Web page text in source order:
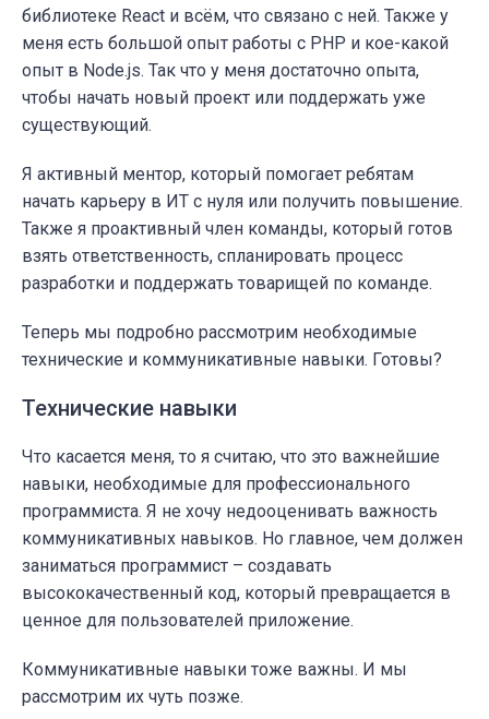
библиотеке React и всём, что связано с ней. Также у
меня есть большой опыт работы с PHP и кое-какой
опыт в Node.js. Так что у меня достаточно опыта,
чтобы начать новый проект или поддержать уже
существующий.
Я активный ментор, который помогает ребятам
начать карьеру в ИТ с нуля или получить повышение.
Также я проактивный член команды, который готов
взять ответственность, спланировать процесс
разработки и поддержать товарищей по команде.
Теперь мы подробно рассмотрим необходимые
технические и коммуникативные навыки. Готовы?
Технические навыки
Что касается меня, то я считаю, что это важнейшие
навыки, необходимые для профессионального
программиста. Я не хочу недооценивать важность
коммуникативных навыков. Но главное, чем должен
заниматься программист – создавать
высококачественный код, который превращается в
ценное для пользователей приложение.
Коммуникативные навыки тоже важны. И мы
рассмотрим их чуть позже.